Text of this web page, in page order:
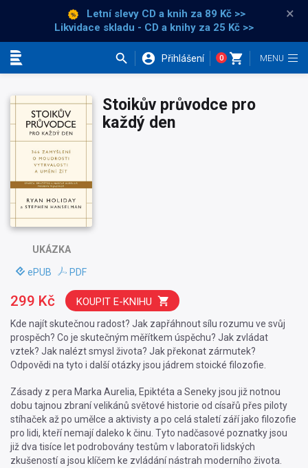
Letní slevy CD a knih za 89 Kč >>
Likvidace skladu - CD a knihy za 25 Kč >>
×
Přihlášení 0
UKÁZKA
ePUB PDF
Stoikův průvodce pro
každý den
Kde najít skutečnou radost? Jak zapřáhnout sílu rozumu ve svůj
prospěch? Co je skutečným měřítkem úspěchu? Jak zvládat
vztek? Jak nalézt smysl života? Jak překonat zármutek?
Odpovědi na tyto i další otázky jsou jádrem stoické filozofie.
Zásady z pera Marka Aurelia, Epiktéta a Seneky jsou již notnou
dobu tajnou zbraní velikánů světové historie od císařů přes piloty
stíhaček až po umělce a aktivisty a po celá staletí září jako filozofie
pro lidi, kteří nemají daleko k činu. Tyto nadčasové poznatky jsou
již dva tisíce let podrobovány testům v laboratoři lidských
zkušeností a jsou klíčem ke zvládání nástrah moderního života.
299 Kč KOUPIT E-KNIHU